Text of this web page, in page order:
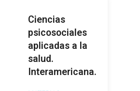
Ciencias
psicosociales
aplicadas a la
salud.
Interamericana.